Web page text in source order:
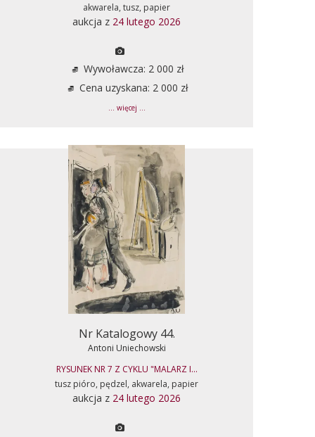
akwarela, tusz, papier
aukcja z 24 lutego 2026
Wywoławcza: 2 000 zł
Cena uzyskana: 2 000 zł
... więcej ...
Nr Katalogowy 44.
Antoni Uniechowski
RYSUNEK NR 7 Z CYKLU "MALARZ I...
tusz pióro, pędzel, akwarela, papier
aukcja z 24 lutego 2026